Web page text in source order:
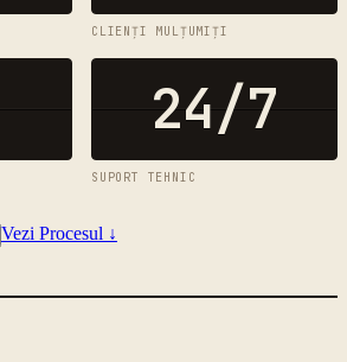
CLIENȚI MULȚUMIȚI
24/7
SUPORT TEHNIC
Vezi Procesul ↓